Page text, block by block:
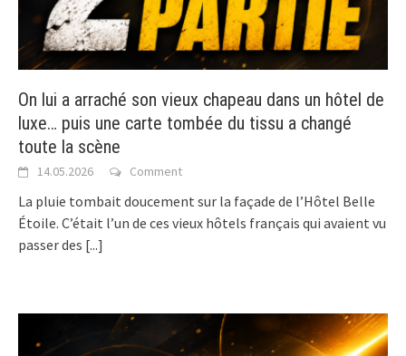
On lui a arraché son vieux chapeau dans un hôtel de
luxe… puis une carte tombée du tissu a changé
toute la scène
14.05.2026 Comment
La pluie tombait doucement sur la façade de l’Hôtel Belle
Étoile. C’était l’un de ces vieux hôtels français qui avaient vu
passer des [...]